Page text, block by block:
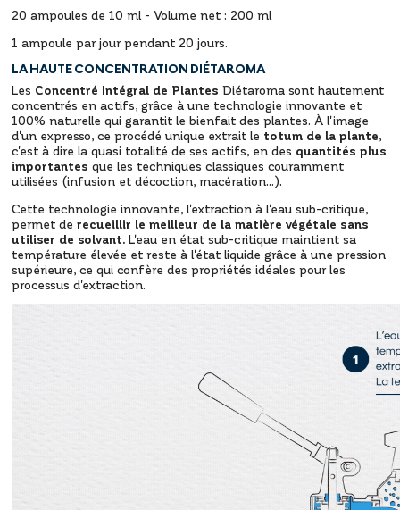
20 ampoules de 10 ml - Volume net : 200 ml
1 ampoule par jour pendant 20 jours.
LA HAUTE CONCENTRATION DIÉTAROMA
Les Concentré Intégral de Plantes Diétaroma sont hautement
concentrés en actifs, grâce à une technologie innovante et
100% naturelle qui garantit le bienfait des plantes. À l'image
d'un expresso, ce procédé unique extrait le totum de la plante,
c'est à dire la quasi totalité de ses actifs, en des quantités plus
importantes que les techniques classiques couramment
utilisées (infusion et décoction, macération…).
Cette technologie innovante, l'extraction à l'eau sub-critique,
permet de recueillir le meilleur de la matière végétale sans
utiliser de solvant. L'eau en état sub-critique maintient sa
température élevée et reste à l'état liquide grâce à une pression
supérieure, ce qui confère des propriétés idéales pour les
processus d'extraction.